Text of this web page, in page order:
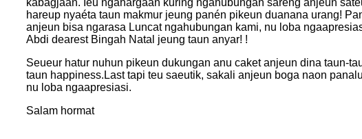
hareup nyaéta taun makmur jeung panén pikeun duanana urang!
anjeun bisa ngarasa Luncat ngahubungan kami, nu loba
Abdi dearest Bingah Natal jeung taun anyar! !
Seueur hatur nuhun pikeun dukungan anu caket anjeun dina taun-
taun happiness.Last tapi teu saeutik, sakali anjeun boga naon
nu loba ngaapresiasi.
Salam hormat